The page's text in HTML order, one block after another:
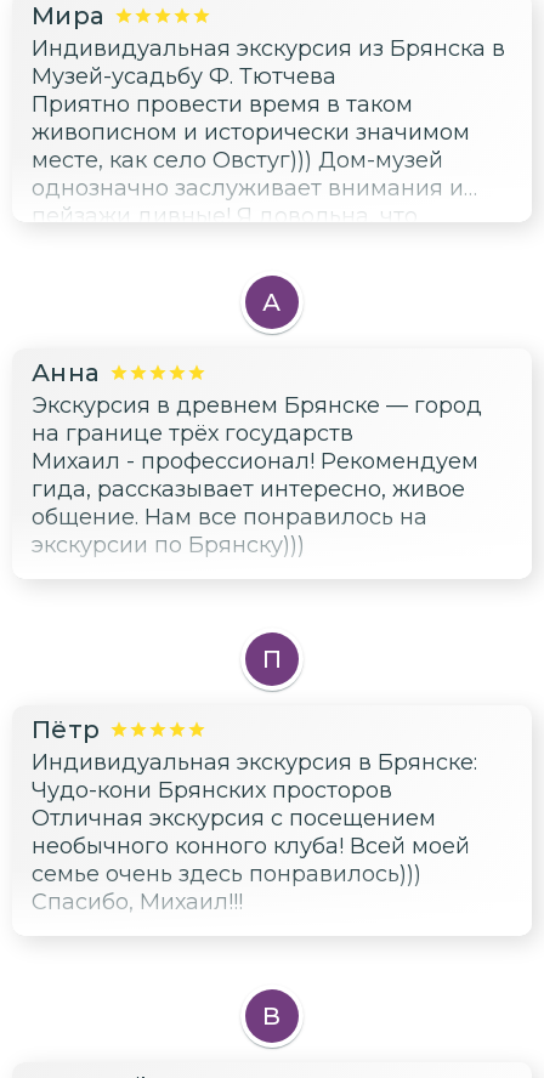
Мира
Индивидуальная экскурсия из Брянска в
Музей-усадьбу Ф. Тютчева
Приятно провести время в таком
живописном и исторически значимом
месте, как село Овстуг))) Дом-музей
однозначно заслуживает внимания и
пейзажи дивные! Я довольна, что
уголок Брянщины в компании
прекрасного человека - гида Михаила)))
Благодарю, всё очень понравилось!
А
Анна
Экскурсия в древнем Брянске — город
на границе трёх государств
Михаил - профессионал! Рекомендуем
гида, рассказывает интересно, живое
общение. Нам все понравилось на
экскурсии по Брянску)))
П
Пётр
Индивидуальная экскурсия в Брянске:
Чудо-кони Брянских просторов
Отличная экскурсия с посещением
необычного конного клуба! Всей моей
семье очень здесь понравилось)))
Спасибо, Михаил!!!
В